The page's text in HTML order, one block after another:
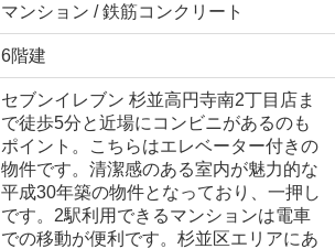
マンション / 鉄筋コンクリート
6階建
セブンイレブン 杉並高円寺南2丁目店ま
で徒歩5分と近場にコンビニがあるのも
ポイント。こちらはエレベーター付きの
物件です。清潔感のある室内が魅力的な
平成30年築の物件となっており、一押し
です。2駅利用できるマンションは電車
での移動が便利です。杉並区エリアにあ